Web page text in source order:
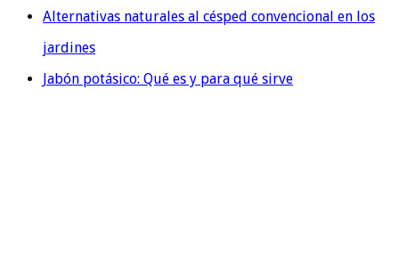
Alternativas naturales al césped convencional en los
jardines
Jabón potásico: Qué es y para qué sirve